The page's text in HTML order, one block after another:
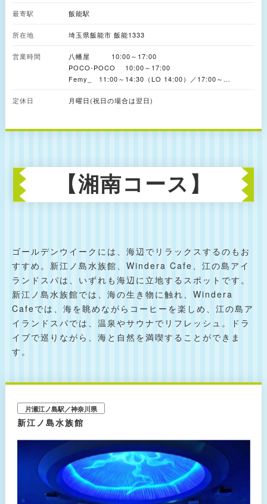
法”を楽しんでみてはいかがでしょうか。
最寄駅 飯能駅
所在地 埼玉県飯能市 飯能1333
営業時間
八幡屋 10:00～17:00
POCO-POCO 10:00～17:00
Femy_ 11:00～14:30（LO 14:00）／17:00～
パリシャキ研究所 ワークショップにより異なる
定休日 月曜日(祝日の場合は翌日)
【湘南コース】
ゴールデンウイークには、海辺でリラックスするのもお
すすめ。新江ノ島水族館、Windera Cafe、江の島アイ
ランドスパは、いずれも海辺に立地するスポットです。
新江ノ島水族館では、海の生き物に触れ、Windera
Cafeでは、海を眺めながらコーヒーを楽しめ、江の島ア
イランドスパでは、温泉やサウナでリフレッシュ。ドラ
イブで巡りながら、海と自然を満喫することができま
す。
片瀬江ノ島駅／神奈川県
新江ノ島水族館